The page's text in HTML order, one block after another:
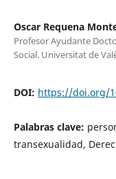
Oscar Requena
Profesor Ayudante
Social. Universitat de
DOI: https://doi.org/
Palabras clave:
transexualidad,